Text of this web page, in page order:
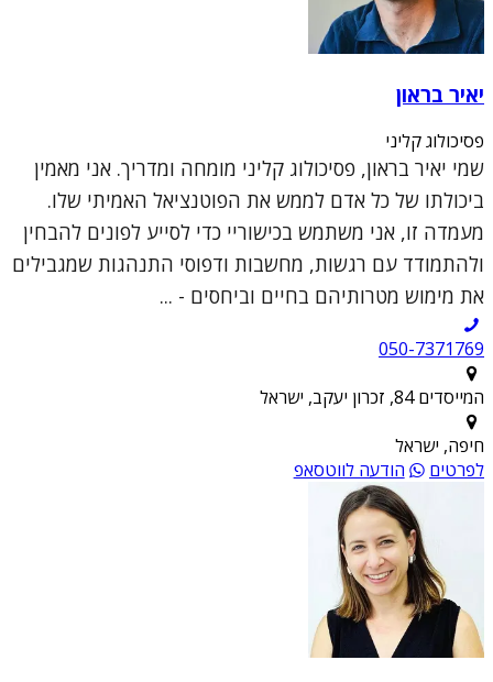
יאיר בראון
פסיכולוג קליני
שמי יאיר בראון, פסיכולוג קליני מומחה ומדריך. אני מאמין
ביכולתו של כל אדם לממש את הפוטנציאל האמיתי שלו.
מעמדה זו, אני משתמש בכישוריי כדי לסייע לפונים להבחין
ולהתמודד עם רגשות, מחשבות ודפוסי התנהגות שמגבילים
את מימוש מטרותיהם בחיים וביחסים - ...
050-7371769
המייסדים 84, זכרון יעקב, ישראל
חיפה, ישראל
לפרטים
הודעה לווטסאפ